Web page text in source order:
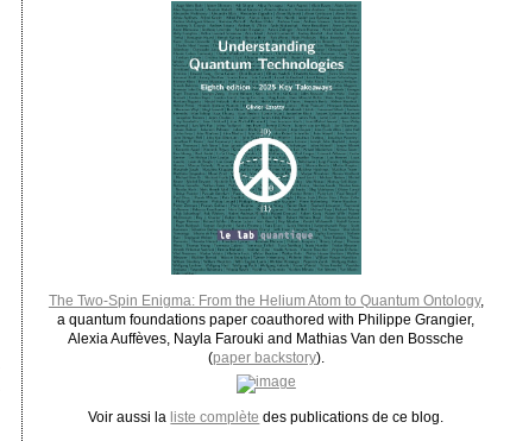
The Two-Spin Enigma: From the Helium Atom to Quantum Ontology,
a quantum foundations paper coauthored with Philippe Grangier,
Alexia Auffèves, Nayla Farouki and Mathias Van den Bossche
(paper backstory).
Voir aussi la liste complète des publications de ce blog.